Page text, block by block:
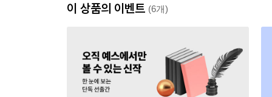
이 상품의 이벤트 (6개)